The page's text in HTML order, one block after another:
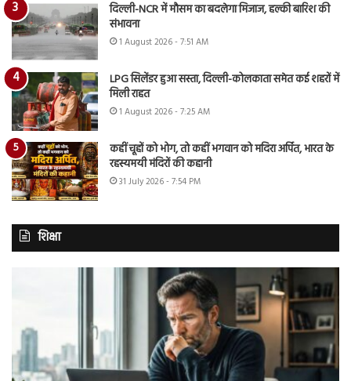
दिल्ली-NCR में मौसम का बदलेगा मिजाज, हल्की बारिश की
संभावना
1 August 2026 - 7:51 AM
LPG सिलेंडर हुआ सस्ता, दिल्ली-कोलकाता समेत कई शहरों में
मिली राहत
1 August 2026 - 7:25 AM
कहीं चूहों को भोग, तो कहीं भगवान को मदिरा अर्पित, भारत के
रहस्यमयी मंदिरों की कहानी
31 July 2026 - 7:54 PM
शिक्षा